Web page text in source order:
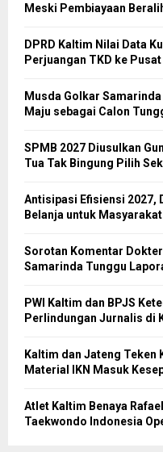
Meski Pembiayaan
DPRD Kaltim Nilai Data
Perjuangan TKD ke Pusat
Musda Golkar
Maju sebagai Calon
SPMB 2027 Diusulkan
Tua Tak Bingung Pilih
Antisipasi Efisiensi 2027,
Belanja untuk Masyarakat
Sorotan Komentar
Samarinda Tunggu
PWI Kaltim dan BPJS
Perlindungan Jurnalis di
Kaltim dan Jateng Teken
Material IKN Masuk
Atlet Kaltim Benaya
Taekwondo Indonesia